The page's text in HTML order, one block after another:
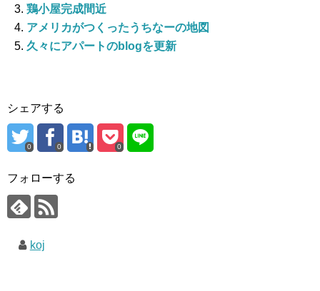
鶏小屋完成間近
アメリカがつくったうちなーの地図
久々にアパートのblogを更新
シェアする
0 0 0
フォローする
koj